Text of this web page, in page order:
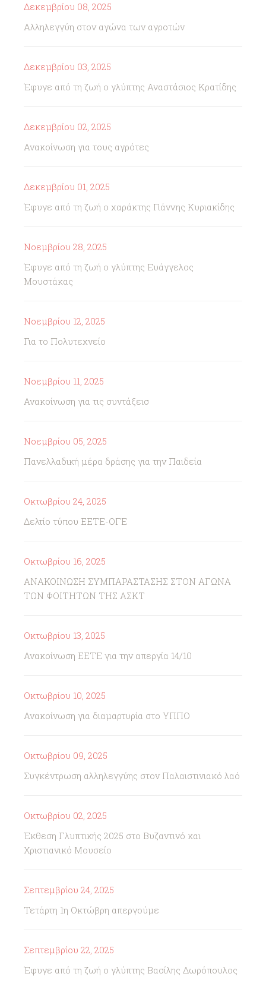
Δεκεμβρίου 08, 2025
Αλληλεγγύη στον αγώνα των αγροτών
Δεκεμβρίου 03, 2025
Έφυγε από τη ζωή ο γλύπτης Αναστάσιος Κρατίδης
Δεκεμβρίου 02, 2025
Ανακοίνωση για τους αγρότες
Δεκεμβρίου 01, 2025
Έφυγε από τη ζωή ο χαράκτης Γιάννης Κυριακίδης
Νοεμβρίου 28, 2025
Έφυγε από τη ζωή ο γλύπτης Ευάγγελος
Μουστάκας
Νοεμβρίου 12, 2025
Για το Πολυτεχνείο
Νοεμβρίου 11, 2025
Ανακοίνωση για τις συντάξεισ
Νοεμβρίου 05, 2025
Πανελλαδική μέρα δράσης για την Παιδεία
Οκτωβρίου 24, 2025
Δελτίο τύπου ΕΕΤΕ-ΟΓΕ
Οκτωβρίου 16, 2025
ΑΝΑΚΟΙΝΩΣΗ ΣΥΜΠΑΡΑΣΤΑΣΗΣ ΣΤΟΝ ΑΓΩΝΑ
ΤΩΝ ΦΟΙΤΗΤΩΝ ΤΗΣ ΑΣΚΤ
Οκτωβρίου 13, 2025
Ανακοίνωση ΕΕΤΕ για την απεργία 14/10
Οκτωβρίου 10, 2025
Ανακοίνωση για διαμαρτυρία στο ΥΠΠΟ
Οκτωβρίου 09, 2025
Συγκέντρωση αλληλεγγύης στον Παλαιστινιακό λαό
Οκτωβρίου 02, 2025
Έκθεση Γλυπτικής 2025 στο Βυζαντινό και
Χριστιανικό Μουσείο
Σεπτεμβρίου 24, 2025
Τετάρτη 1η Οκτώβρη απεργούμε
Σεπτεμβρίου 22, 2025
Έφυγε από τη ζωή ο γλύπτης Βασίλης Δωρόπουλος